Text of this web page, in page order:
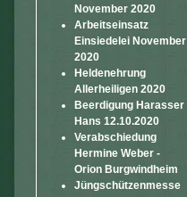
November 2020
Arbeitseinsatz
Einsiedelei November
2020
Heldenehrung
Allerheiligen 2020
Beerdigung Harasser
Hans 12.10.2020
Verabschiedung
Hermine Weber -
Orion Burgwindheim
Jüngschützenmesse